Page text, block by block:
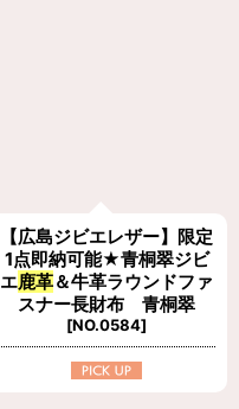
【広島ジビエレザー】限定
1点即納可能★青桐翠ジビ
エ鹿革＆牛革ラウンドファ
スナー長財布 青桐翠
[NO.0584]